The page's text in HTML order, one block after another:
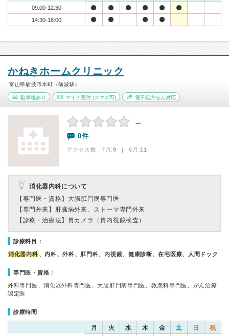
09:00-12:30
14:30-18:00
かねきホームクリニック
富山県砺波市本町（砺波駅）
駐車場あり マイナ受付(スマホ可) 電子処方せん対応
－
0件
アクセス数 7月:9 | 6月:11
消化器内科について
【専門医・資格】 大腸肛門病専門医
【専門外来】 肝臓病外来、ストーマ専門外来
【診療・治療法】 胃カメラ（胃内視鏡検査）
診療科目：
消化器内科 、内科、外科、肛門科、内視鏡、健康診断、在宅医療、人間ドック
専門医・資格：
外科専門医、消化器外科専門医、大腸肛門病専門医、救急科専門医、がん治療
認定医
診療時間
月 火 水 木 金 土 日 祝